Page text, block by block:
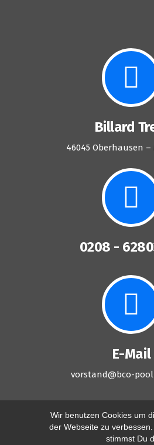
Wir benutzen Cookies um
der Webseite zu
stimmst Du
Billard
46045 Oberhausen –
0208 -
E-Mail
vorstand@bco-